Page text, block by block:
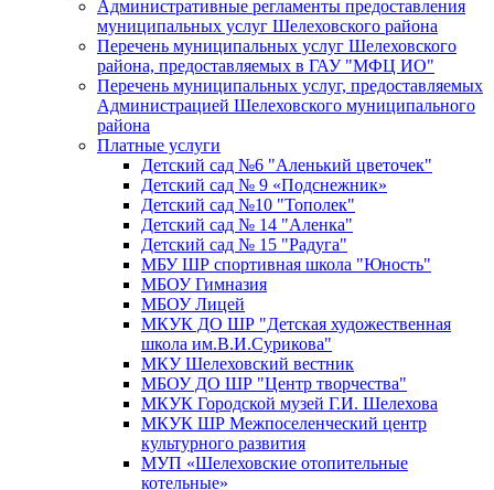
Административные регламенты предоставления
муниципальных услуг Шелеховского района
Перечень муниципальных услуг Шелеховского
района, предоставляемых в ГАУ "МФЦ ИО"
Перечень муниципальных услуг, предоставляемых
Администрацией Шелеховского муниципального
района
Платные услуги
Детский сад №6 "Аленький цветочек"
Детский сад № 9 «Подснежник»
Детский сад №10 "Тополек"
Детский сад № 14 "Аленка"
Детский сад № 15 "Радуга"
МБУ ШР спортивная школа "Юность"
МБОУ Гимназия
МБОУ Лицей
МКУК ДО ШР "Детская художественная
школа им.В.И.Сурикова"
МКУ Шелеховский вестник
МБОУ ДО ШР "Центр творчества"
МКУК Городской музей Г.И. Шелехова
МКУК ШР Межпоселенческий центр
культурного развития
МУП «Шелеховские отопительные
котельные»